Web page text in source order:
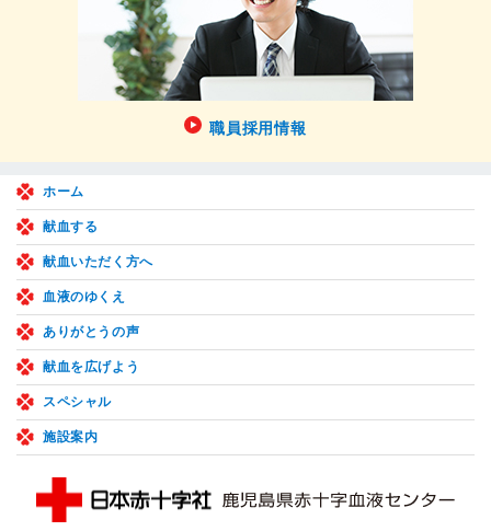
職員採用情報
ホーム
献血する
献血いただく方へ
血液のゆくえ
ありがとうの声
献血を広げよう
スペシャル
施設案内